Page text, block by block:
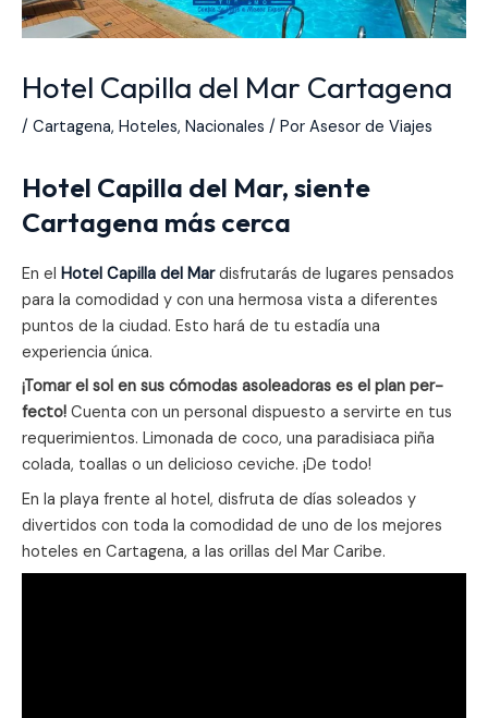
Hotel Capilla del Mar Cartagena
/ Cartagena, Hoteles, Nacionales / Por Asesor de Viajes
Hotel Capilla del Mar, siente
Cartagena más cerca
En el Hotel Capilla del Mardisfrutarás de lugares pensados
para la comodidad y con una hermosa vista a diferentes
puntos de la ciudad. Esto hará de tu estadía una
experiencia única.
¡Tomar el sol en sus cómo­das aso­lea­do­ras es el plan per­
fecto! Cuenta con un personal dis­puesto a servirte en tus
reque­ri­mien­tos. Limonada de coco, una para­di­siaca piña
colada, toa­llas o un deli­cioso ceviche. ¡De todo!
En la playa frente al hotel, disfruta de días soleados y
divertidos con toda la comodidad de uno de los mejores
hoteles en Cartagena, a las ori­llas del Mar Caribe.